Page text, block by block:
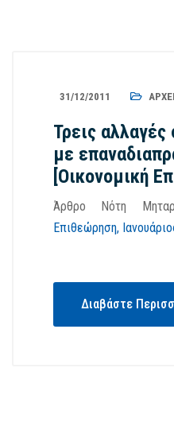
31/12/2011
Τρεις
με
[Οικονομική
Άρθρο Νότη
Επιθεώρηση,
Διαβάστε